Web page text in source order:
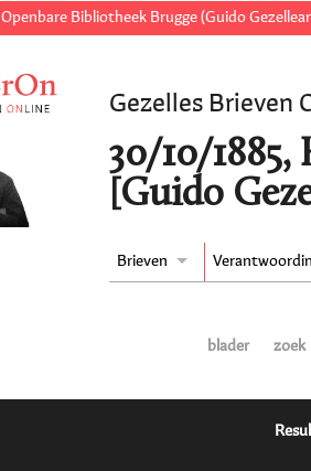
Openbare Bibliotheek Brugge (Guido
Gezelles Brieven
30/10/
[Guido
Brieven
blader zoek